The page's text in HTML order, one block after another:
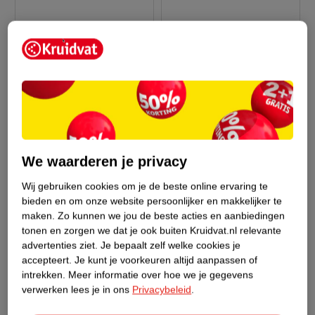
LEXIBOOK Stitch
Opblaasbare Skippybal
BLAUW Disney Stitch,
onesize, 20x8x25 cm
Verkoop via partner
19.
99
LEXIBOOK Paw Patrol
Roze Educatieve
Laptop
ROZE Paw Patrol,
onesize, 34x4,6x25,5
cm
Verkoop via partner
We waarderen je privacy
Wij gebruiken cookies om je de beste online ervaring te
bieden en om onze website persoonlijker en makkelijker te
maken. Zo kunnen we jou de beste acties en aanbiedingen
tonen en zorgen we dat je ook buiten Kruidvat.nl relevante
advertenties ziet. Je bepaalt zelf welke cookies je
accepteert. Je kunt je voorkeuren altijd aanpassen of
intrekken. Meer informatie over hoe we je gegevens
verwerken lees je in ons Privacybeleid.